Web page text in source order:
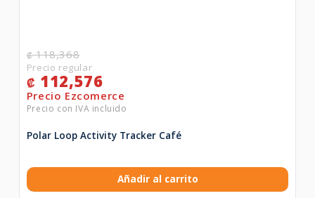
₡118,368
₡ 112,576
Polar Loop Activity Tracker Café
Añadir al carrito